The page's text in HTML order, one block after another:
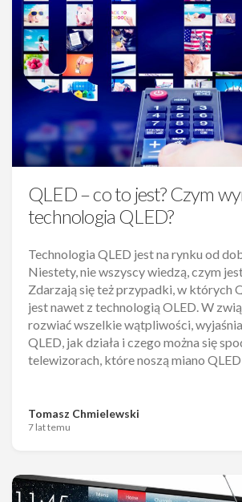
QLED – co to jest? Czym
technologia QLED?
Technologia QLED jest na rynku od
Niestety, nie wszyscy wiedzą, czym
Zdarzają się też przypadki, w których
jest nawet z technologią OLED. W
rozwiać wszelkie wątpliwości,
QLED, jak działa i czego można się
telewizorach, które noszą miano
Tomasz Chmielewski
7 lat temu